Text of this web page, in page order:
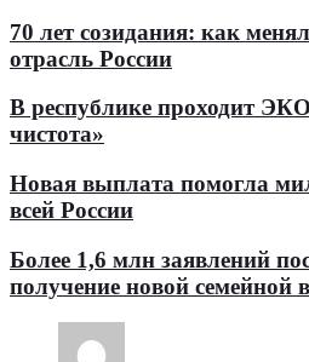
70 лет созидания: как
отрасль России
В республике проходит
чистота»
Новая выплата помогла
всей России
Более 1,6 млн заявлений
получение новой семейной